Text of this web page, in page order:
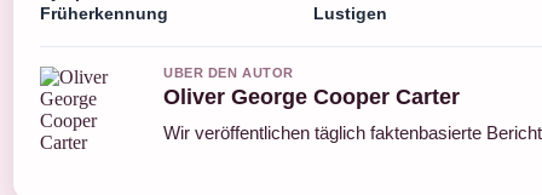
Früherkennung
Lustigen
UBER DEN AUTOR
Oliver George Cooper Carter
Wir veröffentlichen täglich faktenbasierte